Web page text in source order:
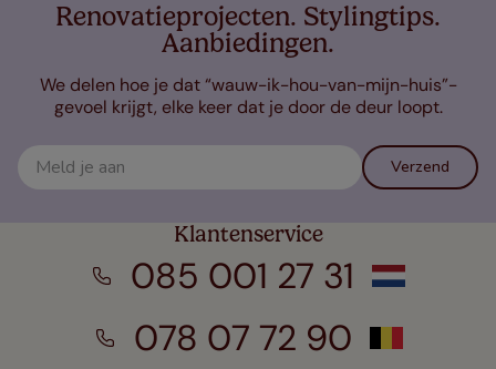
Renovatieprojecten. Stylingtips.
Aanbiedingen.
We delen hoe je dat “wauw-ik-hou-van-mijn-huis”-
gevoel krijgt, elke keer dat je door de deur loopt.
Verzend
Klantenservice
085 001 27 31
078 07 72 90